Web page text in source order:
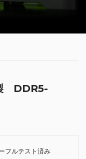
DDR5-
フルテスト済み